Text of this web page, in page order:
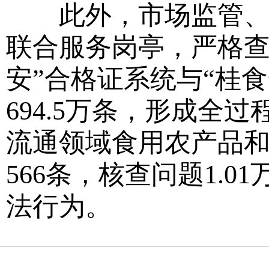
此外，市场监管、
联合服务岗亭，严格
安”合格证系统与“桂
694.5万条，形成全过
流通领域食用农产品
566条，核查问题1.01
法行为。